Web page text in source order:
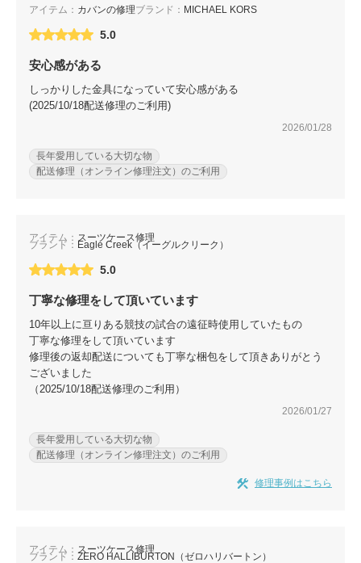
アイテム： カバンの修理ブランド： MICHAEL KORS
5.0
安心感がある
しっかりした金具になっていて安心感がある
(2025/10/18配送修理のご利用)
2026/01/28
長年愛用している大切な物
配送修理（オンライン修理注文）のご利用
アイテム： スーツケース修理
ブランド： Eagle Creek（イーグルクリーク）
5.0
丁寧な修理をして頂いています
10年以上に亘りある競技の試合の遠征時使用していたもの
丁寧な修理をして頂いています
修理後の返却配送についても丁寧な梱包をして頂きありがとう
ございました
（2025/10/18配送修理のご利用）
2026/01/27
長年愛用している大切な物
配送修理（オンライン修理注文）のご利用
修理事例はこちら
アイテム： スーツケース修理
ブランド： ZERO HALLIBURTON（ゼロハリバートン）